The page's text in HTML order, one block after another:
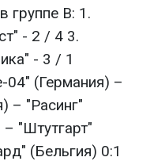
группе В: 1.
- 2 / 4 3.
- 3 / 1
04" (Германия) –
– "Расинг"
"Штутгарт"
(Бельгия) 0:1